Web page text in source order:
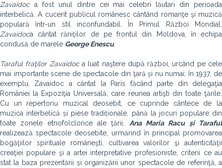
Zavaidoca fost unul dintre cei mai celebri lăutari din perioada
interbelică. A cucerit publicul românesc cântând romanţe şi muzică
populară într-un stil inconfundabil. În Primul Război Mondial,
Zavaidoca cântat răniţilor de pe frontul din Moldova, în echipa
condusă de marele George Enescu.
Taraful fraţilor Zavaidoca luat naştere după război, urcând pe cele
mai importante scene de spectacole din ţară și nu numai; în 1937, de
exemplu, Zavaidoc a cântat la Paris făcând parte din delegaţia
României la Expoziţia Universală, care reunea artişti din toate ţările.
Cu un repertoriu muzical deosebit, ce cuprinde cântece de la
muzica interbelică și piese tradiționale, până la jocuri populare din
toate zonele etnofolclorice ale ţării, Ana Maria Racu și Taraful
realizează spectacole deosebite, urmărind în principal promovarea
bogăţiilor spirituale româneşti, cultivarea valorilor şi autenticităţii
creaţiei populare şi a artei interpretative profesioniste, criterii ce au
stat la baza prezentării și organizării unor spectacole de referinţă, a